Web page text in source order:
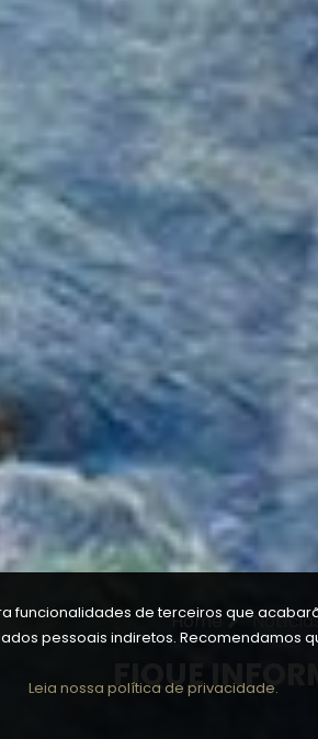
Home
FIQUE
funcionalidades de terceiros que
pessoais indiretos. Recomendamos
Leia nossa política de privacidade.